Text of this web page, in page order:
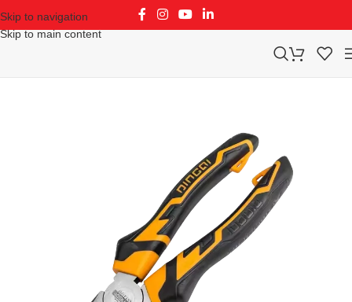
Skip to navigation
Skip to main content